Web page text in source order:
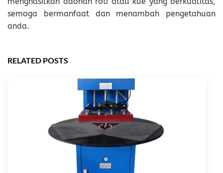
semoga bermanfaat dan menambah pengetahuan
anda.
RELATED POSTS